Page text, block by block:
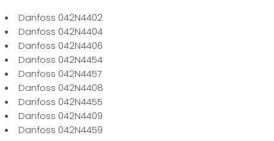
Danfoss 042N4402
Danfoss 042N4404
Danfoss 042N4406
Danfoss 042N4454
Danfoss 042N4457
Danfoss 042N4408
Danfoss 042N4455
Danfoss 042N4409
Danfoss 042N4459